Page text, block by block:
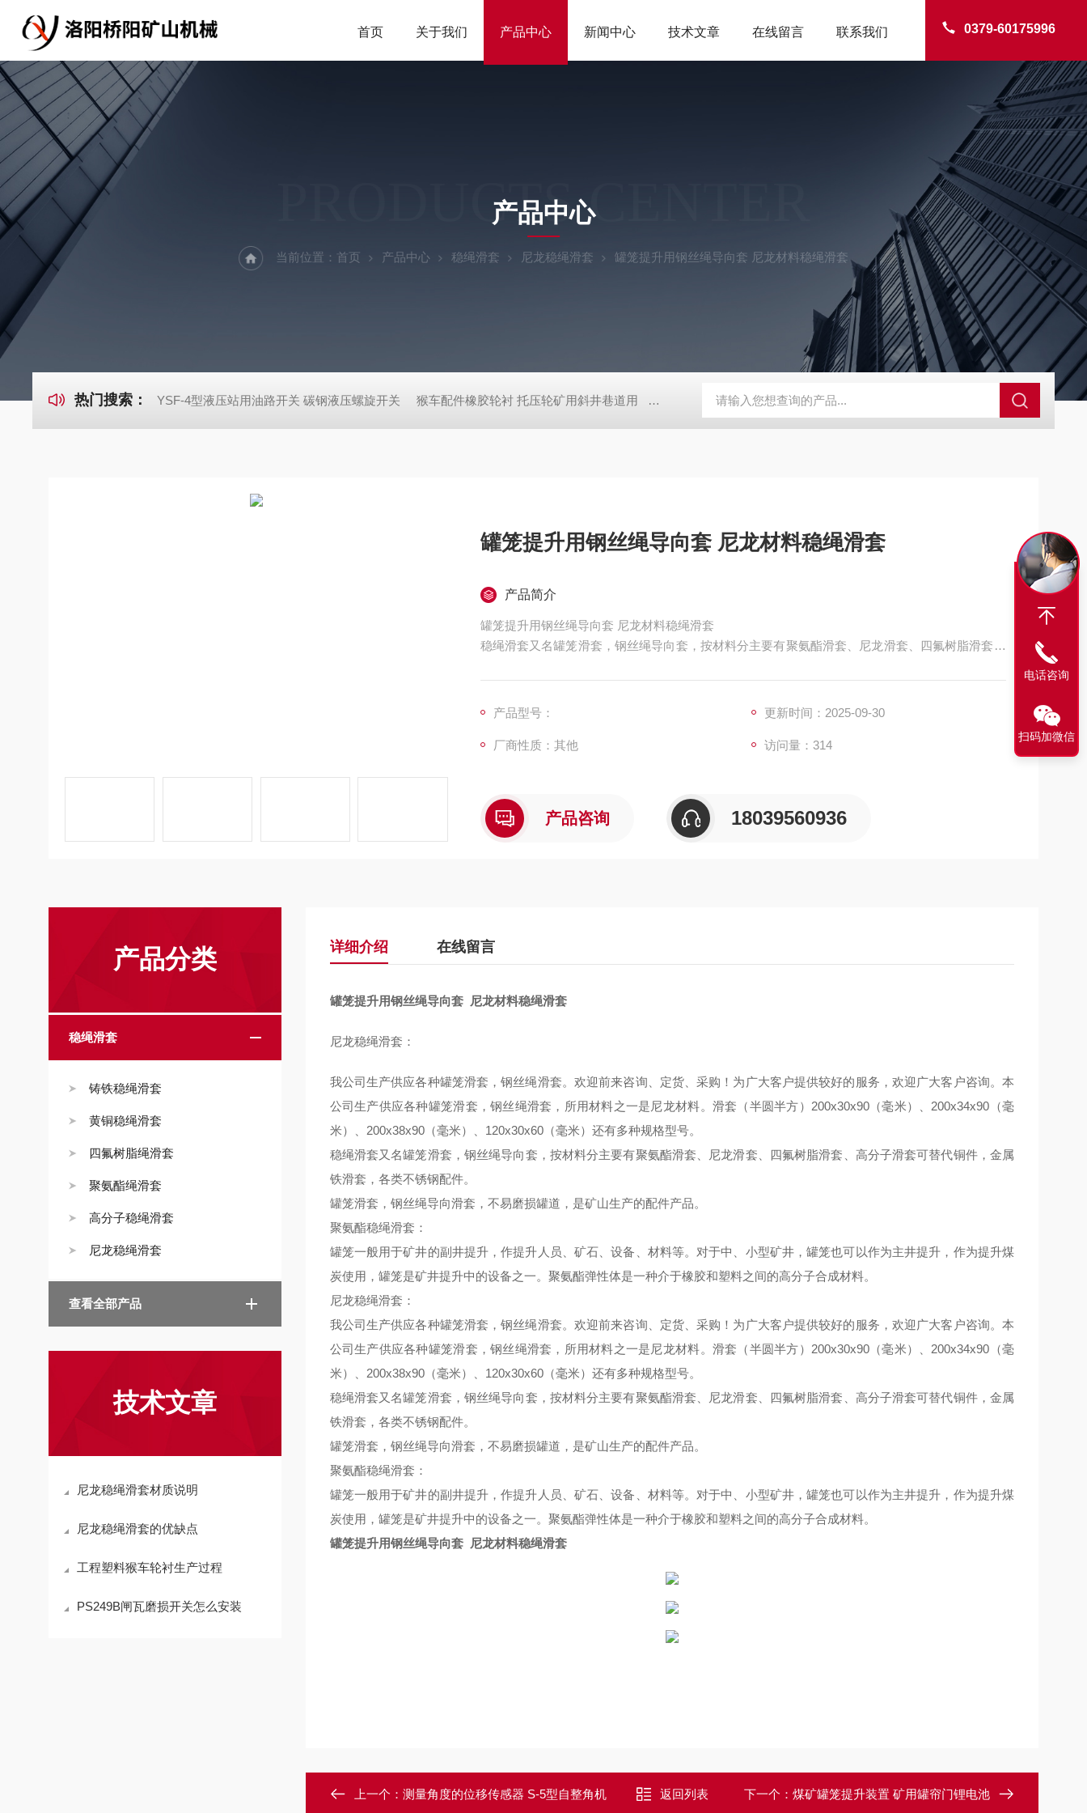
0379-60175996
首页 关于我们 产品中心 新闻中心 技术文章 在线留言 联系我们
PRODUCTS CENTER
产品中心
当前位置： 首页 产品中心 稳绳滑套 尼龙稳绳滑套 罐笼提升用钢丝绳导向套 尼龙材料稳绳滑套
热门搜索： YSF-4型液压站用油路开关 碳钢液压螺旋开关 猴车配件橡胶轮衬 托压轮矿用斜井巷道用 矿用本安型行程开关KHXC24 井下机电设备 便携式移动液压系统总成 提升机
罐笼提升用钢丝绳导向套 尼龙材料稳绳滑套
产品简介
罐笼提升用钢丝绳导向套 尼龙材料稳绳滑套
稳绳滑套又名罐笼滑套，钢丝绳导向套，按材料分主要有聚氨酯滑套、尼龙滑套、四氟树脂滑套、
产品型号： 更新时间：2025-09-30
厂商性质：其他 访问量：314
产品咨询 18039560936
产品分类
稳绳滑套
铸铁稳绳滑套
黄铜稳绳滑套
四氟树脂绳滑套
聚氨酯绳滑套
高分子稳绳滑套
尼龙稳绳滑套
查看全部产品
技术文章
尼龙稳绳滑套材质说明
尼龙稳绳滑套的优缺点
工程塑料猴车轮衬生产过程
PS249B闸瓦磨损开关怎么安装
详细介绍 在线留言
罐笼提升用钢丝绳导向套 尼龙材料稳绳滑套
尼龙稳绳滑套：
我公司生产供应各种罐笼滑套，钢丝绳滑套。欢迎前来咨询、定货、采购！为广大客户提供较好的服务，欢迎广大客户咨询。本
公司生产供应各种罐笼滑套，钢丝绳滑套，所用材料之一是尼龙材料。滑套（半圆半方） 200x30x90（毫米）、 200x34x90 （毫
米）、 200x38x90（毫米）、 120x30x60（毫米）还有多种规格型号。
稳绳滑套又名罐笼滑套， 钢丝绳导向套， 按材料分主要有聚氨酯滑套、尼龙滑套、四氟树脂滑套、高分子滑套可替代铜件， 金属
铁滑套，各类不锈钢配件。
罐笼滑套，钢丝绳导向滑套，不易磨损罐道，是矿山生产的配件产品。
聚氨酯稳绳滑套：
罐笼一般用于矿井的副井提升，作提升人员、矿石、设备、材料等。对于中、小型矿井，罐笼也可以作为主井提升，作为提升煤
炭使用，罐笼是矿井提升中的设备之一。聚氨酯弹性体是一种介于橡胶和塑料之间的高分子合成材料。
尼龙稳绳滑套：
我公司生产供应各种罐笼滑套，钢丝绳滑套。欢迎前来咨询、定货、采购！为广大客户提供较好的服务，欢迎广大客户咨询。本
公司生产供应各种罐笼滑套，钢丝绳滑套，所用材料之一是尼龙材料。滑套（半圆半方） 200x30x90（毫米）、 200x34x90 （毫
米）、 200x38x90（毫米）、 120x30x60（毫米）还有多种规格型号。
稳绳滑套又名罐笼滑套， 钢丝绳导向套， 按材料分主要有聚氨酯滑套、尼龙滑套、四氟树脂滑套、高分子滑套可替代铜件， 金属
铁滑套，各类不锈钢配件。
罐笼滑套，钢丝绳导向滑套，不易磨损罐道，是矿山生产的配件产品。
聚氨酯稳绳滑套：
罐笼一般用于矿井的副井提升，作提升人员、矿石、设备、材料等。对于中、小型矿井，罐笼也可以作为主井提升，作为提升煤
炭使用，罐笼是矿井提升中的设备之一。聚氨酯弹性体是一种介于橡胶和塑料之间的高分子合成材料。
罐笼提升用钢丝绳导向套 尼龙材料稳绳滑套
上一个： 测量角度的位移传感器 S-5型自整角机 返回列表 下一个： 煤矿罐笼提升装置 矿用罐帘门锂电池
电话咨询
扫码加微信